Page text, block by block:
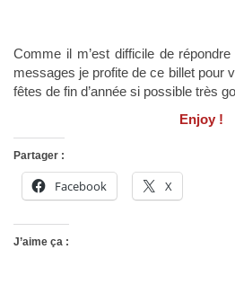
Comme il m’est difficile de
messages je profite de ce billet pour
fêtes de fin d’année si possible très
Enjoy !
Partager :
Facebook X
J’aime ça :